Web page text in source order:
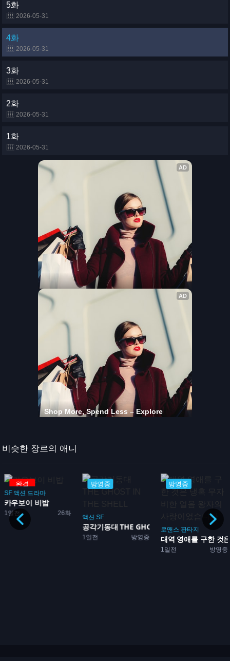
5화
2026-05-31
4화
2026-05-31
3화
2026-05-31
2화
2026-05-31
1화
2026-05-31
비슷한 장르의 애니
완결
SF 액션 드라마
1일전 26화
카우보이 비밥
방영중
액션 SF
1일전 방영중
공각기동대 THE GHOST...
방영중
로맨스 판타지
1일전 방영중
대역 영애를 구한 것